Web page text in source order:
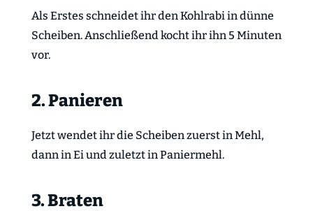
Als Erstes schneidet ihr den Kohlrabi in dünne
Scheiben. Anschließend kocht ihr ihn 5 Minuten
vor.
2. Panieren
Jetzt wendet ihr die Scheiben zuerst in Mehl,
dann in Ei und zuletzt in Paniermehl.
3. Braten